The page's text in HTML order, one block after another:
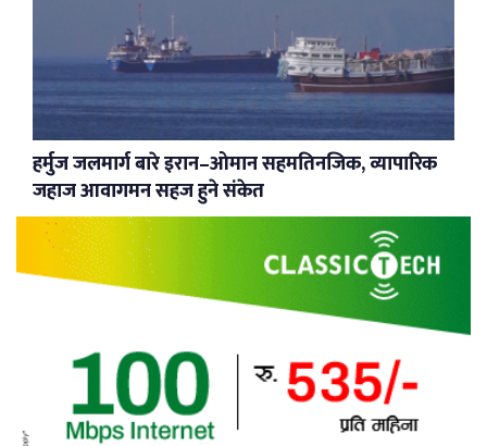
हर्मुज जलमार्ग बारे इरान–ओमान सहमतिनजिक, व्यापारिक
जहाज आवागमन सहज हुने संकेत